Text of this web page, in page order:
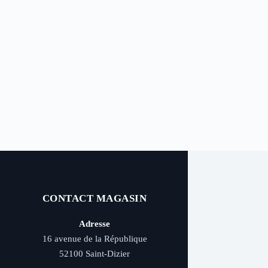
CONTACT MAGASIN
Adresse
16 avenue de la République
52100 Saint-Dizier